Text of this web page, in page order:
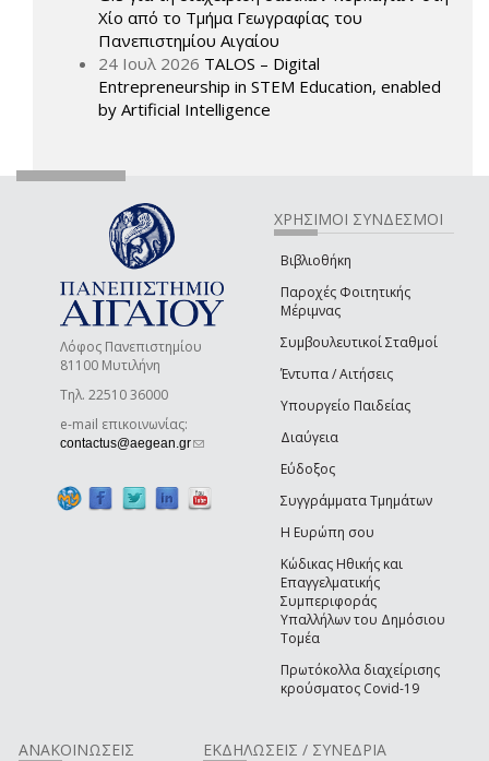
Χίο από το Τμήμα Γεωγραφίας του
Πανεπιστημίου Αιγαίου
24 Ιουλ 2026 TALOS – Digital
Entrepreneurship in STEM Education, enabled
by Artificial Intelligence
Λόφος Πανεπιστημίου
81100 Μυτιλήνη
Τηλ. 22510 36000
e-mail επικοινωνίας:
contactus@aegean.gr(link sends e-mail)
ΧΡΗΣΙΜΟΙ ΣΥΝΔΕΣΜΟΙ
Βιβλιοθήκη
Παροχές Φοιτητικής
Μέριμνας
Συμβουλευτικοί Σταθμοί
Έντυπα / Αιτήσεις
Υπουργείο Παιδείας
Διαύγεια
Εύδοξος
Συγγράμματα Τμημάτων
Η Ευρώπη σου
Κώδικας Ηθικής και
Επαγγελματικής
Συμπεριφοράς
Υπαλλήλων του Δημόσιου
Τομέα
Πρωτόκολλα διαχείρισης
κρούσματος Covid-19
ΑΝΑΚΟΙΝΩΣΕΙΣ ΕΚΔΗΛΩΣΕΙΣ / ΣΥΝΕΔΡΙΑ